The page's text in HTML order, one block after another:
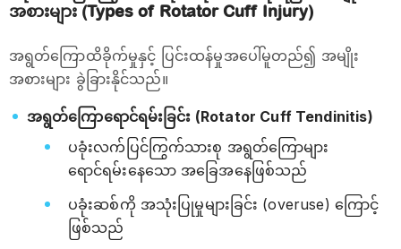
အစားများ (Types of Rotator Cuff Injury)
အရွတ်ကြောထိခိုက်မှုနှင့် ပြင်းထန်မှုအပေါ်မူတည်၍ အမျိုး
အစားများ ခွဲခြားနိုင်သည်။
အရွတ်ကြောရောင်ရမ်းခြင်း (Rotator Cuff Tendinitis)
ပခုံးလက်ပြင်ကြွက်သားစု အရွတ်ကြောများ
ရောင်ရမ်းနေသော အခြေအနေဖြစ်သည်
ပခုံးဆစ်ကို အသုံးပြုမှုများခြင်း (overuse) ကြောင့်
ဖြစ်သည်